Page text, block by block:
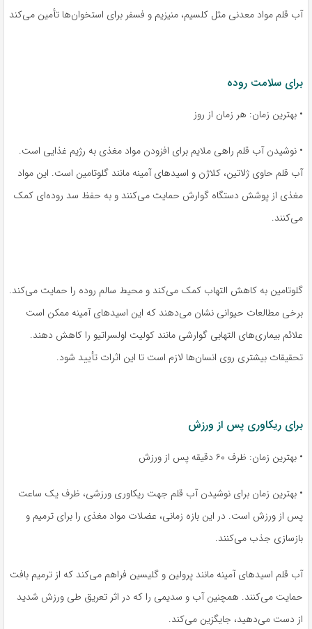
آب قلم مواد معدنی مثل کلسیم، منیزیم و فسفر برای استخوان‌ها تأمین می‌کند
برای سلامت روده
• بهترین زمان: هر زمان از روز
• نوشیدن آب قلم راهی ملایم برای افزودن مواد مغذی به رژیم غذایی است.
آب قلم حاوی ژلاتین، کلاژن و اسیدهای آمینه مانند گلوتامین است. این مواد
مغذی از پوشش دستگاه گوارش حمایت می‌کنند و به حفظ سد روده‌ای کمک
می‌کنند.
گلوتامین به کاهش التهاب کمک می‌کند و محیط سالم روده را حمایت می‌کند.
برخی مطالعات حیوانی نشان می‌دهند که این اسیدهای آمینه ممکن است
علائم بیماری‌های التهابی گوارشی مانند کولیت اولسراتیو را کاهش دهند.
تحقیقات بیشتری روی انسان‌ها لازم است تا این اثرات تأیید شود.
برای ریکاوری پس از ورزش
• بهترین زمان: ظرف ۶۰ دقیقه پس از ورزش
• بهترین زمان برای نوشیدن آب قلم جهت ریکاوری ورزشی، ظرف یک ساعت
پس از ورزش است. در این بازه زمانی، عضلات مواد مغذی را برای ترمیم و
بازسازی جذب می‌کنند.
آب قلم اسیدهای آمینه مانند پرولین و گلیسین فراهم می‌کند که از ترمیم بافت
حمایت می‌کنند. همچنین آب و سدیمی را که در اثر تعریق طی ورزش شدید
از دست می‌دهید، جایگزین می‌کند.